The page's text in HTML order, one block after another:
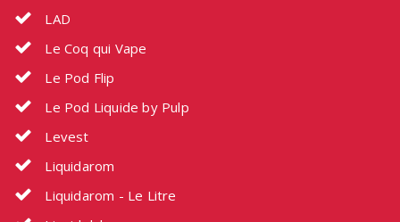
LAD
Le Coq qui Vape
Le Pod Flip
Le Pod Liquide by Pulp
Levest
Liquidarom
Liquidarom - Le Litre